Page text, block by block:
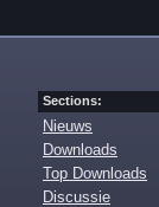
Sections:
Nieuws
Downloads
Top Downloads
Discussie